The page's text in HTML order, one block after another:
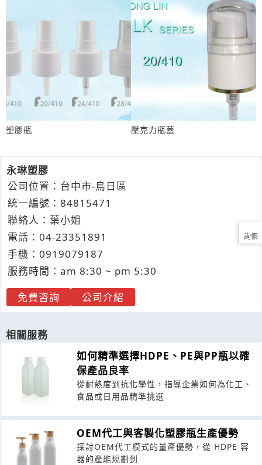
塑膠瓶 壓克力瓶蓋
永琳塑膠
公司位置：台中市-烏日區
統一編號：84815471
聯絡人：葉小姐
電話： 04-23351891
手機： 0919079187
服務時間：am 8:30 ~ pm 5:30
免費咨詢
公司介紹
相關服務
如何精準選擇HDPE、PE與PP瓶以確
保產品良率
從耐熱度到抗化學性，指導企業如何為化工、
食品或日用品精準挑選
OEM代工與客製化塑膠瓶生產優勢
探討OEM代工模式的量產優勢，從 HDPE 容
器的產能規劃到
詢價